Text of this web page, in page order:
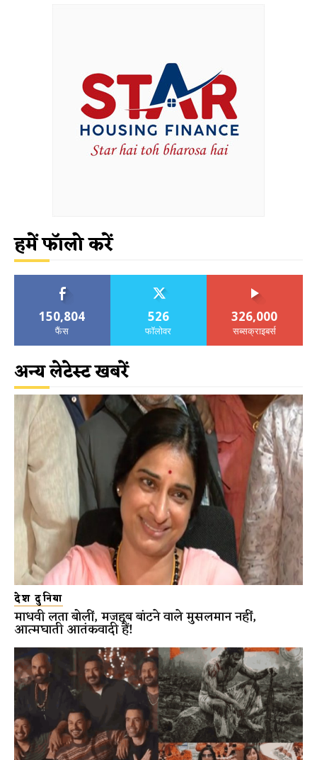
हमें फॉलो करें
150,804
फैंस
526
फॉलोवर
326,000
सब्सक्राइबर्स
अन्य लेटेस्ट खबरें
देश दुनिया
माधवी लता बोलीं, मजहब बांटने वाले मुसलमान नहीं,
आत्मघाती आतंकवादी हैं!